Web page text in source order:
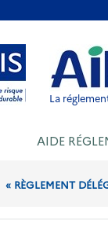
Aller au
La
AIDE
« RÈGLEMENT